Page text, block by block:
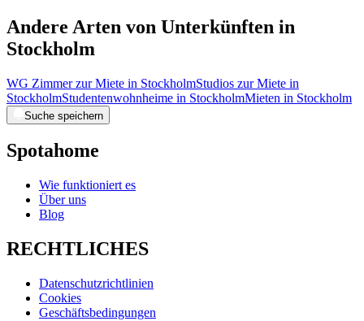
Andere Arten von Unterkünften in
Stockholm
WG Zimmer zur Miete in StockholmStudios zur Miete in
StockholmStudentenwohnheime in StockholmMieten in Stockholm
Suche speichern
Spotahome
Wie funktioniert es
Über uns
Blog
RECHTLICHES
Datenschutzrichtlinien
Cookies
Geschäftsbedingungen